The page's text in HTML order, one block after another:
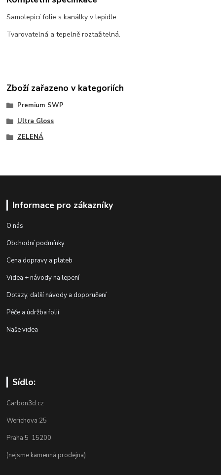
Samolepicí folie s kanálky v lepidle.
Tvarovatelná a tepelně roztažitelná.
Zboží zařazeno v kategoriích
Premium SWP
Ultra Gloss
ZELENÁ
Informace pro zákazníky
O nás
Obchodní podmínky
Cena dopravy a plateb
Videa + návody na lepení
Dotazy, další návody a doporučení
Péče a údržba folií
Naše videa
Sídlo:
Carbon3d.cz
Werichova 25
Praha 5 15200
(nejsme kamenná prodejna)